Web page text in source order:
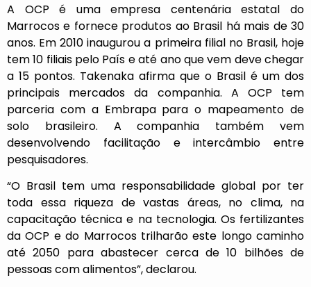
A OCP é uma empresa centenária estatal do
Marrocos e fornece produtos ao Brasil há mais de 30
anos. Em 2010 inaugurou a primeira filial no Brasil, hoje
tem 10 filiais pelo País e até ano que vem deve chegar
a 15 pontos. Takenaka afirma que o Brasil é um dos
principais mercados da companhia. A OCP tem
parceria com a Embrapa para o mapeamento de
solo brasileiro. A companhia também vem
desenvolvendo facilitação e intercâmbio entre
pesquisadores.
“O Brasil tem uma responsabilidade global por ter
toda essa riqueza de vastas áreas, no clima, na
capacitação técnica e na tecnologia. Os fertilizantes
da OCP e do Marrocos trilharão este longo caminho
até 2050 para abastecer cerca de 10 bilhões de
pessoas com alimentos”, declarou.